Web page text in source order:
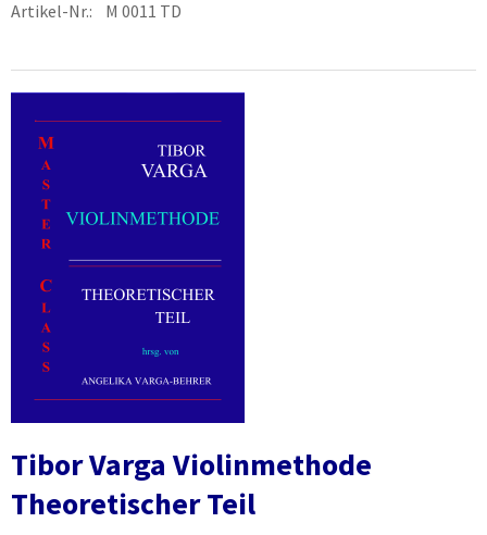
Artikel-Nr.: M 0011 TD
Tibor Varga Violinmethode
Theoretischer Teil